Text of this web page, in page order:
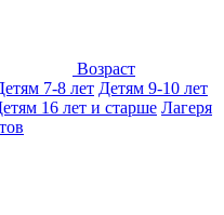
Возраст
7-8 лет Детям 9-10 лет
16 лет и старше Лагеря